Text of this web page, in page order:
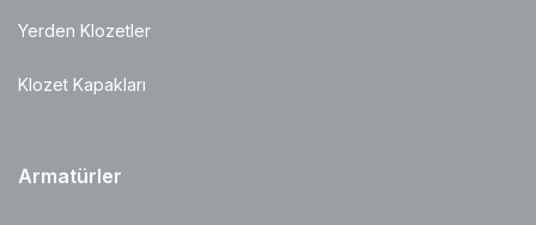
Yerden Klozetler
Klozet Kapakları
Armatürler